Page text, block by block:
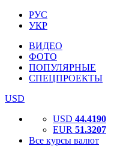
РУС
УКР
ВИДЕО
ФОТО
ПОПУЛЯРНЫЕ
СПЕЦПРОЕКТЫ
USD
USD 44.4190
EUR 51.3207
Все курсы валют